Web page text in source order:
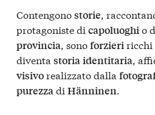
Contengonostorie,
protagoniste di capoluoghio
provincia, sonoforzieriricchi
diventa storiaidentitaria,
visivorealizzato dalla
purezzadi Hänninen.